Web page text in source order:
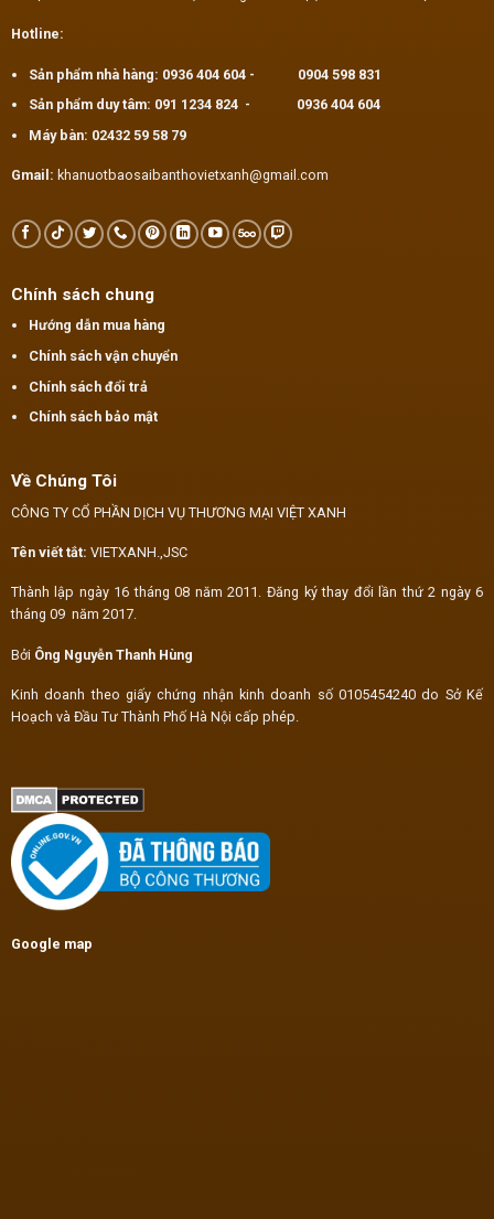
Hotline:
Sản phẩm nhà hàng: 0936 404 604- 0904 598 831
Sản phẩm duy tâm: 091 1234 824 -
0936 404 604
Máy bàn: 02432 59 58 79
Gmail: khanuotbaosaibanthovietxanh@gmail.com
Chính sách chung
Hướng dẫn mua hàng
Chính sách vận chuyển
Chính sách đổi trả
Chính sách bảo mật
Về Chúng Tôi
CÔNG TY CỔ PHẦN DỊCH VỤ THƯƠNG MẠI VIỆT XANH
Tên viết tắt: VIETXANH.,JSC
Thành lập ngày 16 tháng 08 năm 2011. Đăng ký thay đổi lần thứ 2 ngày 6
tháng 09 năm 2017.
Bởi Ông Nguyễn Thanh Hùng
Kinh doanh theo giấy chứng nhận kinh doanh số 0105454240 do Sở Kế
Hoạch và Đầu Tư Thành Phố Hà Nội cấp phép.
Google map